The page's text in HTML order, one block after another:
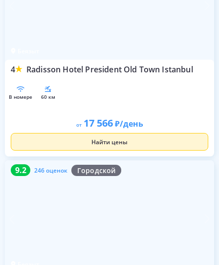
4 Radisson Hotel President Old Town Istanbul
в номере 60 км
от 17 566 /день
Найти цены
9.2 246 оценок Городской
9.2 246 оценок